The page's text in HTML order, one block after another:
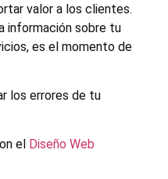
valor a los clientes.
información sobre tu
es el momento de
los errores de tu
el Diseño Web